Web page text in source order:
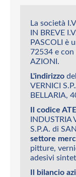
La società
IN BREVE
PASCOLI è
72534 e con
AZIONI.
L'indirizzo
VERNICI
BELLARIA,
Il codice
INDUSTRIA
S.P.A. di
settore
pitture,
adesivi
Il bilancio